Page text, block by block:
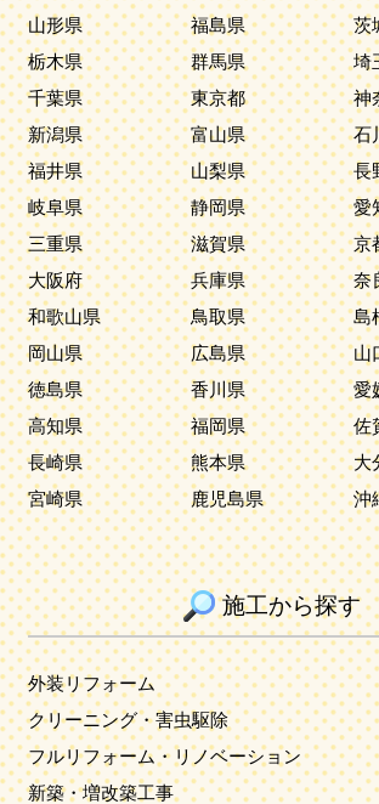
山形県
福島県
茨
栃木県
群馬県
埼
千葉県
東京都
神
新潟県
富山県
石
福井県
山梨県
長
岐阜県
静岡県
愛
三重県
滋賀県
京
大阪府
兵庫県
奈
和歌山県
鳥取県
島
岡山県
広島県
山
徳島県
香川県
愛
高知県
福岡県
佐
長崎県
熊本県
大
宮崎県
鹿児島県 沖
施工から探す
外装リフォーム
クリーニング・害虫駆除
フルリフォーム・リノベーション
新築・増改築工事